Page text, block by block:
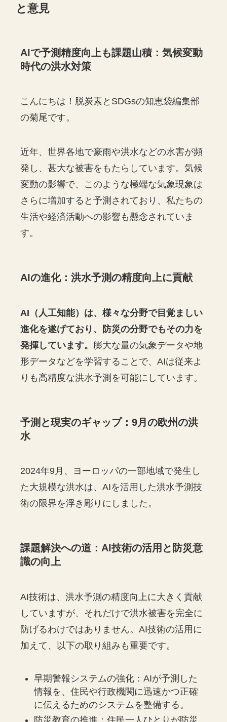
と意見
AIで予測精度向上も課題山積：気候変動
時代の洪水対策
こんにちは！脱炭素とSDGsの知恵袋編集部
の菊尾です。
近年、世界各地で豪雨や洪水などの水害が頻
発し、甚大な被害をもたらしています。気候
変動の影響で、このような極端な気象現象は
さらに増加すると予測されており、私たちの
生活や経済活動への影響も懸念されていま
す。
AIの進化：洪水予測の精度向上に貢献
AI（人工知能）は、様々な分野で目覚ましい
進化を遂げており、防災の分野でもその力を
発揮しています。 膨大な量の気象データや地
形データなどを学習することで、AIは従来よ
りも高精度な洪水予測を可能にしています。
予測と現実のギャップ：9月の欧州の洪
水
2024年9月、ヨーロッパの一部地域で発生し
た大規模な洪水は、AIを活用した洪水予測技
術の限界を浮き彫りにしました。
課題解決への道：AI技術の活用と防災意
識の向上
AI技術は、洪水予測の精度向上に大きく貢献
していますが、それだけで洪水被害を完全に
防げるわけではありません。AI技術の活用に
加えて、以下の取り組みも重要です。
早期警報システムの強化：AIが予測した
情報を、住民や行政機関に迅速かつ正確
に伝えるためのシステムを整備する。